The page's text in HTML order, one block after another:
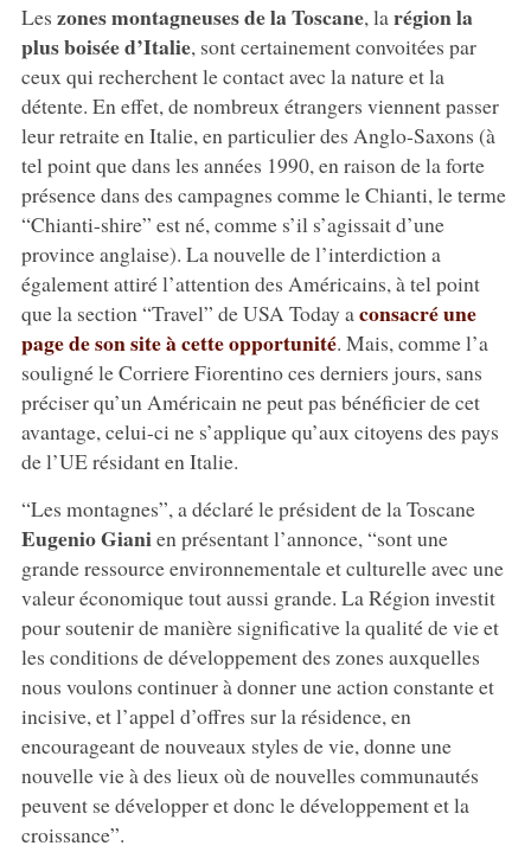
Les zones montagneuses de la Toscane, larégion la
plus boisée d’Italie, sont certainement convoitées par
ceux qui recherchent le contact avec la nature et la
détente. En effet, de nombreux étrangers viennent passer
leur retraite en Italie, en particulier des Anglo-Saxons (à
tel point que dans les années 1990, en raison de la forte
présence dans des campagnes comme le Chianti, le terme
“Chianti-shire” est né, comme s’il s’agissait d’une
province anglaise). La nouvelle de l’interdiction a
également attiré l’attention des Américains, à tel point
que la section “Travel” de USA Today aconsacré une
page de son site à cette opportunité. Mais, comme l’a
souligné le Corriere Fiorentino ces derniers jours, sans
préciser qu’un Américain ne peut pas bénéficier de cet
avantage, celui-ci ne s’applique qu’aux citoyens des pays
de l’UE résidant en Italie.
“Les montagnes”, a déclaré le président de la Toscane
Eugenio Gianien présentant l’annonce, “sont une
grande ressource environnementale et culturelle avec une
valeur économique tout aussi grande. La Région investit
pour soutenir de manière significative la qualité de vie et
les conditions de développement des zones auxquelles
nous voulons continuer à donner une action constante et
incisive, et l’appel d’offres sur la résidence, en
encourageant de nouveaux styles de vie, donne une
nouvelle vie à des lieux où de nouvelles communautés
peuvent se développer et donc le développement et la
croissance”.